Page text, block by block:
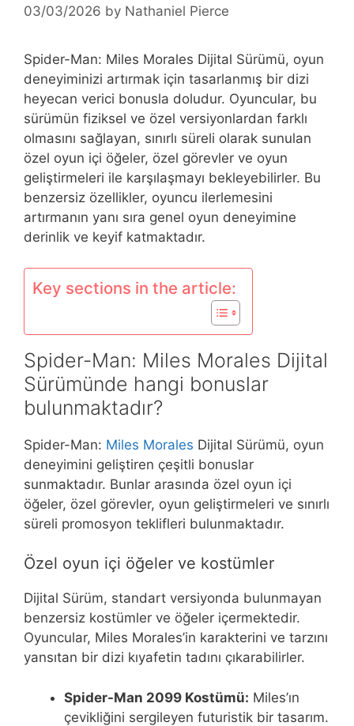
03/03/2026 by Nathaniel Pierce
Spider-Man: Miles Morales Dijital Sürümü, oyun
deneyiminizi artırmak için tasarlanmış bir dizi
heyecan verici bonusla doludur. Oyuncular, bu
sürümün fiziksel ve özel versiyonlardan farklı
olmasını sağlayan, sınırlı süreli olarak sunulan
özel oyun içi öğeler, özel görevler ve oyun
geliştirmeleri ile karşılaşmayı bekleyebilirler. Bu
benzersiz özellikler, oyuncu ilerlemesini
artırmanın yanı sıra genel oyun deneyimine
derinlik ve keyif katmaktadır.
Key sections in the article:
Spider-Man: Miles Morales Dijital
Sürümünde hangi bonuslar
bulunmaktadır?
Spider-Man: Miles Morales Dijital Sürümü, oyun
deneyimini geliştiren çeşitli bonuslar
sunmaktadır. Bunlar arasında özel oyun içi
öğeler, özel görevler, oyun geliştirmeleri ve sınırlı
süreli promosyon teklifleri bulunmaktadır.
Özel oyun içi öğeler ve kostümler
Dijital Sürüm, standart versiyonda bulunmayan
benzersiz kostümler ve öğeler içermektedir.
Oyuncular, Miles Morales’in karakterini ve tarzını
yansıtan bir dizi kıyafetin tadını çıkarabilirler.
Spider-Man 2099 Kostümü: Miles’ın
çevikliğini sergileyen futuristik bir tasarım.